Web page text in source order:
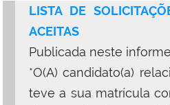
LISTA DE
ACEITAS
Publicada neste
*O(A) candidato(a)
teve a sua matrícula